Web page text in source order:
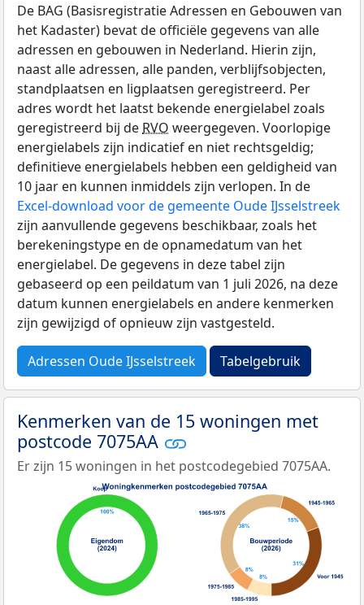
De BAG (Basisregistratie Adressen en Gebouwen van
het Kadaster) bevat de officiële gegevens van alle
adressen en gebouwen in Nederland. Hierin zijn,
naast alle adressen, alle panden, verblijfsobjecten,
standplaatsen en ligplaatsen geregistreerd. Per
adres wordt het laatst bekende energielabel zoals
geregistreerd bij de RVO weergegeven. Voorlopige
energielabels zijn indicatief en niet rechtsgeldig;
definitieve energielabels hebben een geldigheid van
10 jaar en kunnen inmiddels zijn verlopen. In de
Excel-download voor de gemeente Oude IJsselstreek
zijn aanvullende gegevens beschikbaar, zoals het
berekeningstype en de opnamedatum van het
energielabel. De gegevens in deze tabel zijn
gebaseerd op een peildatum van 1 juli 2026, na deze
datum kunnen energielabels en andere kenmerken
zijn gewijzigd of opnieuw zijn vastgesteld.
Adressen Oude IJsselstreek Tabelgebruik
Kenmerken van de 15 woningen met
postcode 7075AA
Er zijn 15 woningen in het postcodegebied 7075AA.